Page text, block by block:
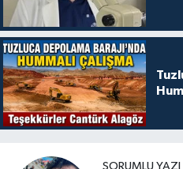
SORUMLU YAZI